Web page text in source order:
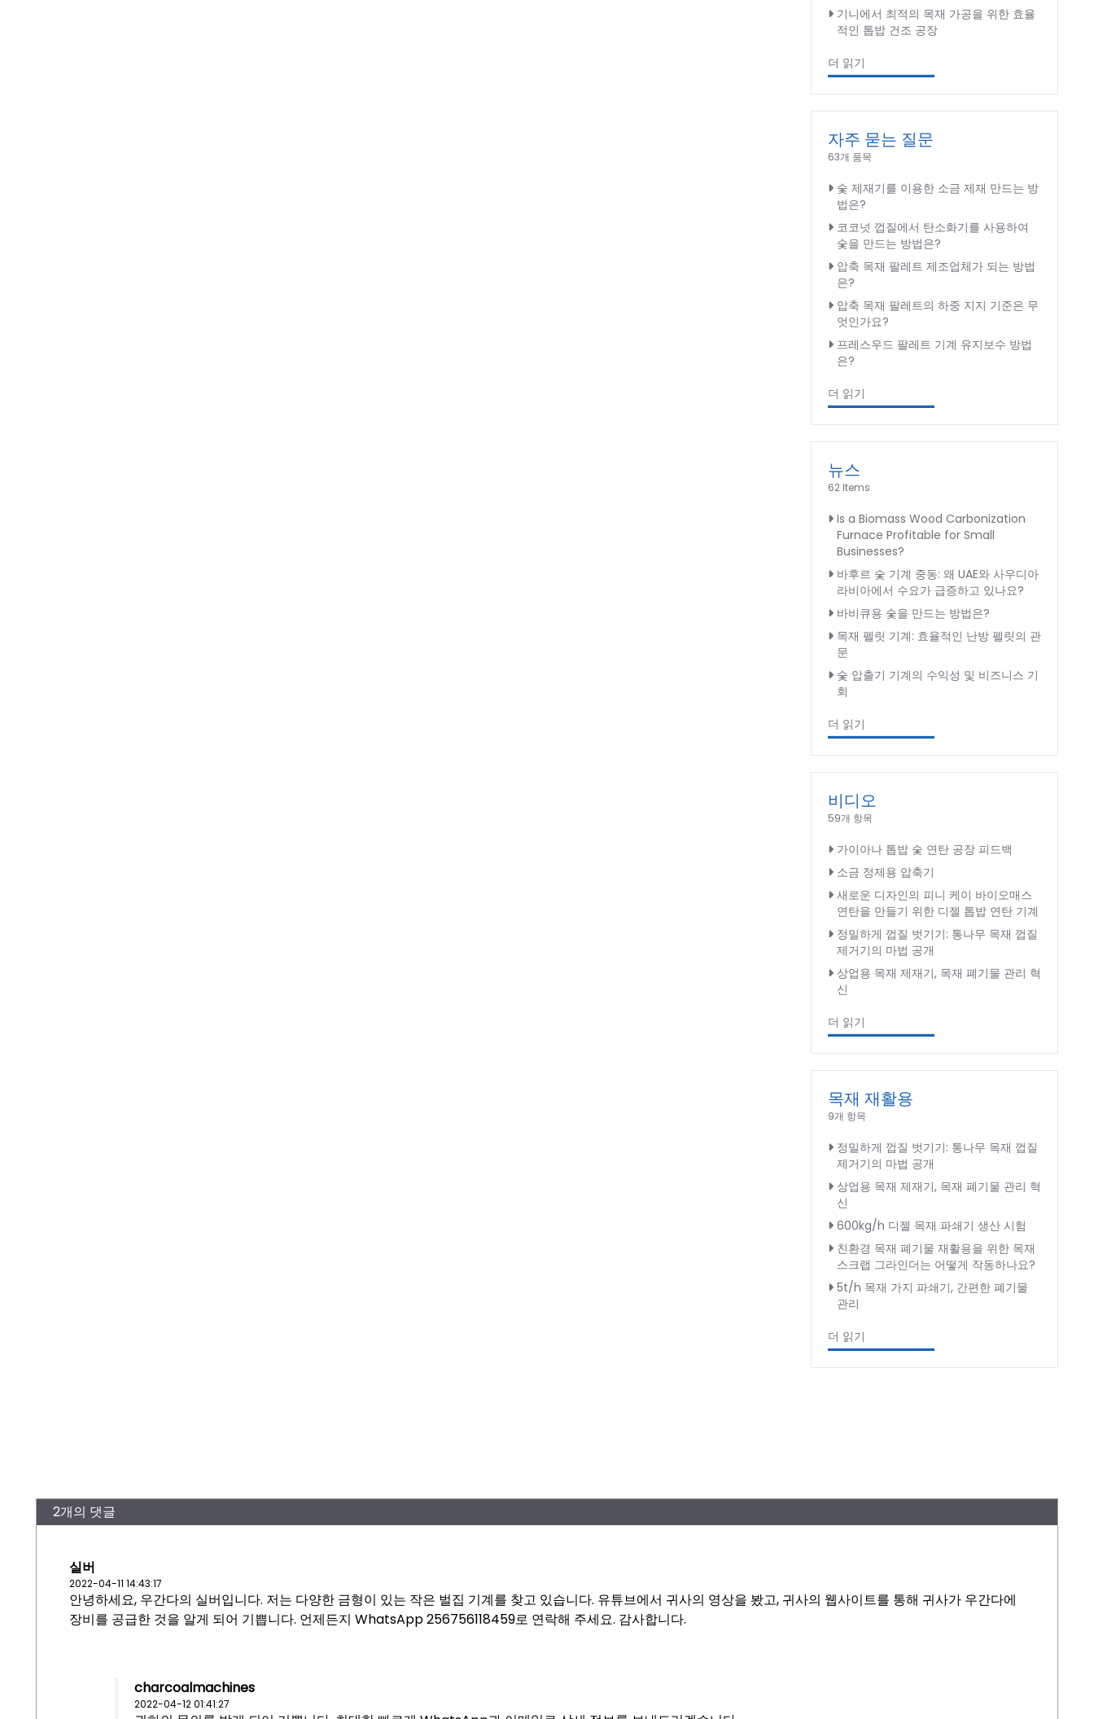
기니에서 최적의 목재 가공을 위한 효율
적인 톱밥 건조 공장
더 읽기
자주 묻는 질문
63개 품목
숯 제재기를 이용한 소금 제재 만드는 방
법은?
코코넛 껍질에서 탄소화기를 사용하여
숯을 만드는 방법은?
압축 목재 팔레트 제조업체가 되는 방법
은?
압축 목재 팔레트의 하중 지지 기준은 무
엇인가요?
프레스우드 팔레트 기계 유지보수 방법
은?
더 읽기
뉴스
62 Items
Is a Biomass Wood Carbonization
Furnace Profitable for Small
Businesses?
바후르 숯 기계 중동: 왜 UAE와 사우디아
라비아에서 수요가 급증하고 있나요?
바비큐용 숯을 만드는 방법은?
목재 펠릿 기계: 효율적인 난방 펠릿의 관
문
숯 압출기 기계의 수익성 및 비즈니스 기
회
더 읽기
비디오
59개 항목
가이아나 톱밥 숯 연탄 공장 피드백
소금 정제용 압축기
새로운 디자인의 피니 케이 바이오매스
연탄을 만들기 위한 디젤 톱밥 연탄 기계
정밀하게 껍질 벗기기: 통나무 목재 껍질
제거기의 마법 공개
상업용 목재 제재기, 목재 폐기물 관리 혁
신
더 읽기
목재 재활용
9개 항목
정밀하게 껍질 벗기기: 통나무 목재 껍질
제거기의 마법 공개
상업용 목재 제재기, 목재 폐기물 관리 혁
신
600kg/h 디젤 목재 파쇄기 생산 시험
친환경 목재 폐기물 재활용을 위한 목재
스크랩 그라인더는 어떻게 작동하나요?
5t/h 목재 가지 파쇄기, 간편한 폐기물
관리
더 읽기
2개의 댓글
실버
2022-04-11 14:43:17
안녕하세요, 우간다의 실버입니다. 저는 다양한 금형이 있는 작은 벌집 기계를 찾고 있습니다. 유튜브에서 귀사의 영상을 봤고, 귀사의 웹사이트를 통해 귀사가 우간다에
장비를 공급한 것을 알게 되어 기쁩니다. 언제든지 WhatsApp 256756118459로 연락해 주세요. 감사합니다.
charcoalmachines
2022-04-12 01:41:27